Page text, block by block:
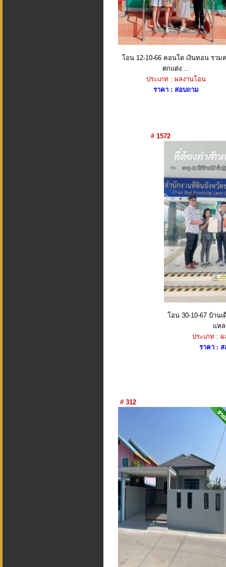
โอน 12-10-66 คอนโด เงินทอน รวม
ตกแต่ง ...
ประเภท : ผลงานโอน
ราคา : สอบถาม
# 1572
โอน 30-10-67 บ้าน
แห
ประเภท :
ราคา :
# 312